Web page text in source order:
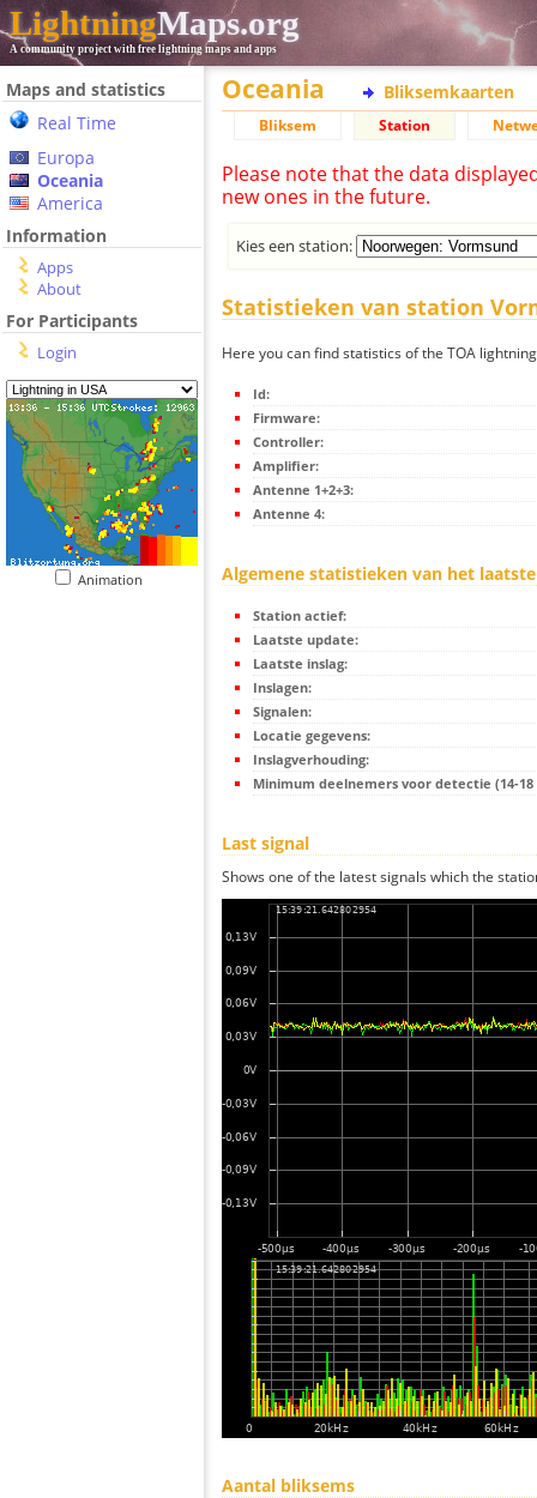
LightningMaps.org
A community project with free lightning maps and apps
Maps and statistics
Real Time
Europa
Oceania
America
Information
Apps
About
For Participants
Login
Animation
Oceania Bliksemkaarten
Bliksem Station
Please note that the data
new ones in the future.
Kies een station:
Statistieken van station
Here you can find statistics of the TOA
Id:
Firmware:
Controller:
Amplifier:
Antenne 1+2+3:
Antenne 4:
Algemene statistieken van het
Station actief:
Laatste update:
Laatste inslag:
Inslagen:
Signalen:
Locatie gegevens:
Inslagverhouding:
Minimum deelnemers voor detectie (14-
Last signal
Shows one of the latest signals which the
Aantal bliksems